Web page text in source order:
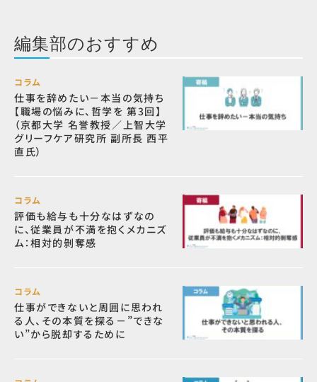
編集部のおすすめ
コラム
仕事を辞めたい－本当の気持ち
【職場の悩みに、哲学を 第3回】
（京都大学 名誉教授／上智大学
グリーフケア研究所 副所長 西平
直氏）
コラム
評価も給与も十分なはずなの
に、従業員が不満を抱くメカニズ
ム：相対的剝奪感
コラム
仕事ができないと周囲に思われ
る人、その本質を探る－”できな
い”から脱却するために